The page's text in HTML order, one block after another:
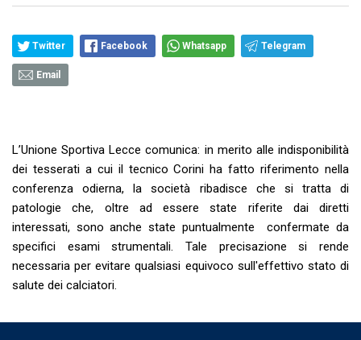
Twitter Facebook Whatsapp Telegram
Email
L’Unione Sportiva Lecce comunica: in merito alle indisponibilità
dei tesserati a cui il tecnico Corini ha fatto riferimento nella
conferenza odierna, la società ribadisce che si tratta di
patologie che, oltre ad essere state riferite dai diretti
interessati, sono anche state puntualmente confermate da
specifici esami strumentali. Tale precisazione si rende
necessaria per evitare qualsiasi equivoco sull'effettivo stato di
salute dei calciatori.